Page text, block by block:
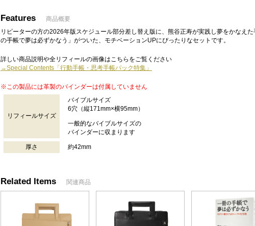
Features
商品概要
リピーターの方の2026年版スケジュール部分差し替え版に、熊谷正寿が実践し夢をかなえ
の手帳で夢は必ずかなう」がついた、モチベーションUPにぴったりなセットです。
詳しい商品説明や全リフィールの画像はこちらをご覧ください
→Special Contents「行動手帳・思考手帳パック特集」
※この製品には革製のバインダーは付属していません
リフィールサイズ
バイブルサイズ
6穴（縦171mm×横95mm）
一般的なバイブルサイズの
バインダーに収まります
厚さ 約42mm
Related Items 関連商品